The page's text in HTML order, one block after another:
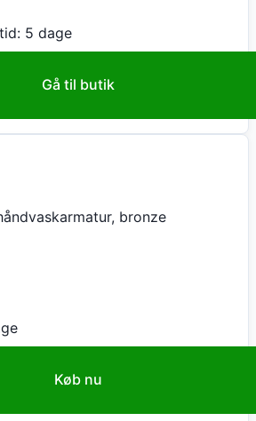
5 dage
Gå til butik
bronze
Køb nu